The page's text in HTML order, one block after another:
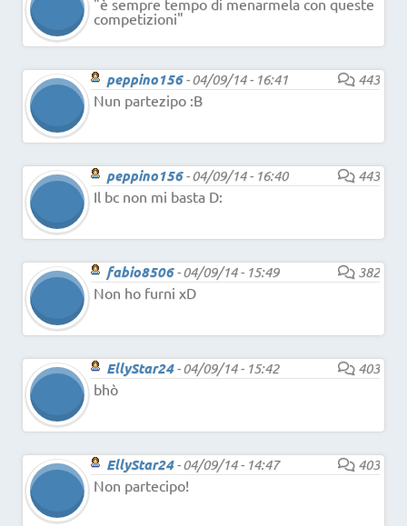
"è sempre tempo di menarmela con queste
competizioni"
peppino156-04/09/14 - 16:41
443
Nun partezipo :B
peppino156-04/09/14 - 16:40
443
Il bc non mi basta D:
fabio8506-04/09/14 - 15:49
382
Non ho furni xD
EllyStar24-04/09/14 - 15:42
403
bhò
EllyStar24-04/09/14 - 14:47
403
Non partecipo!